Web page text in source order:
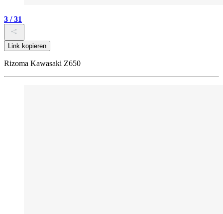
3 / 31
Link kopieren
Rizoma Kawasaki Z650